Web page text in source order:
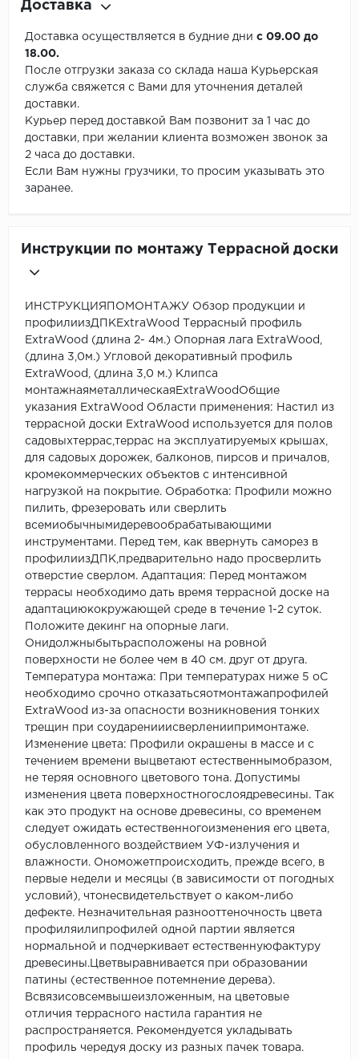
Доставка
Доставка осуществляется в будние дни с 09.00 до
18.00.
После отгрузки заказа со склада наша Курьерская
служба свяжется с Вами для уточнения деталей
доставки.
Курьер перед доставкой Вам позвонит за 1 час до
доставки, при желании клиента возможен звонок за
2 часа до доставки.
Если Вам нужны грузчики, то просим указывать это
заранее.
Инструкции по монтажу Террасной доски
ИНСТРУКЦИЯПОМОНТАЖУ Обзор продукции и
профилиизДПКExtraWood Террасный профиль
ExtraWood (длина 2- 4м.) Опорная лага ExtraWood,
(длина 3,0м.) Угловой декоративный профиль
ExtraWood, (длина 3,0 м.) Клипса
монтажнаяметаллическаяExtraWoodОбщие
указания ExtraWood Области применения: Настил из
террасной доски ExtraWood используется для полов
садовыхтеррас,террас на эксплуатируемых крышах,
для садовых дорожек, балконов, пирсов и причалов,
кромекоммерческих объектов с интенсивной
нагрузкой на покрытие. Обработка: Профили можно
пилить, фрезеровать или сверлить
всемиобычнымидеревообрабатывающими
инструментами. Перед тем, как ввернуть саморез в
профилиизДПК,предварительно надо просверлить
отверстие сверлом. Адаптация: Перед монтажом
террасы необходимо дать время террасной доске на
адаптациюкокружающей среде в течение 1-2 суток.
Положите декинг на опорные лаги.
Онидолжныбытьрасположены на ровной
поверхности не более чем в 40 см. друг от друга.
Температура монтажа: При температурах ниже 5 оС
необходимо срочно отказатьсяотмонтажапрофилей
ExtraWood из-за опасности возникновения тонких
трещин при соударенииисверлениипримонтаже.
Изменение цвета: Профили окрашены в массе и с
течением времени выцветают естественнымобразом,
не теряя основного цветового тона. Допустимы
изменения цвета поверхностногослоядревесины. Так
как это продукт на основе древесины, со временем
следует ожидать естественногоизменения его цвета,
обусловленного воздействием УФ-излучения и
влажности. Ономожетпроисходить, прежде всего, в
первые недели и месяцы (в зависимости от погодных
условий), чтонесвидетельствует о каком-либо
дефекте. Незначительная разнооттеночность цвета
профиляилипрофилей одной партии является
нормальной и подчеркивает естественнуюфактуру
древесины.Цветвыравнивается при образовании
патины (естественное потемнение дерева).
Всвязисовсемвышеизложенным, на цветовые
отличия террасного настила гарантия не
распространяется. Рекомендуется укладывать
профиль чередуя доску из разных пачек товара.